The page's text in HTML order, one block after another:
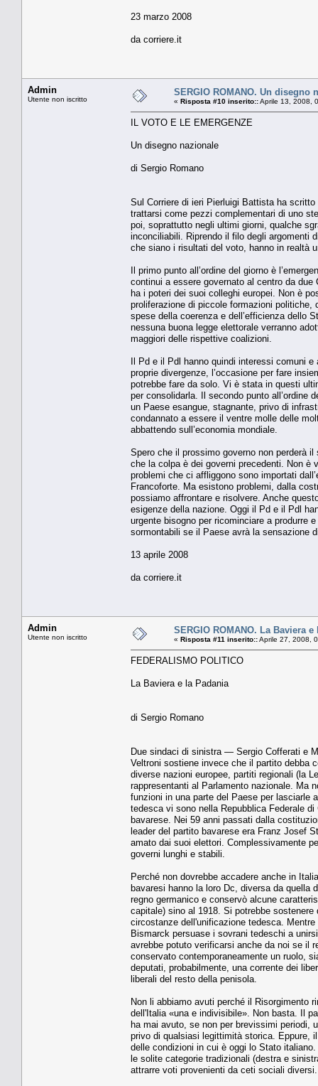
23 marzo 2008
da corriere.it
Admin
Utente non iscritto
SERGIO ROMANO. Un disegno
« Risposta #10 inserito::Aprile 13, 2008,
IL VOTO E LE EMERGENZE
Un disegno nazionale
di Sergio Romano
Sul Corriere di ieri Pierluigi Battista ha
trattarsi come pezzi complementari di uno
poi, soprattutto negli ultimi giorni, qualche
inconciliabili. Riprendo il filo degli argomenti
che siano i risultati del voto, hanno in realtà
Il primo punto all’ordine del giorno è
continui a essere governato al centro da
ha i poteri dei suoi colleghi europei. Non è
proliferazione di piccole formazioni
spese della coerenza e dell’efficienza dello
nessuna buona legge elettorale verranno
maggiori delle rispettive coalizioni.
Il Pd e il Pdl hanno quindi interessi comuni e
proprie divergenze, l’occasione per fare
potrebbe fare da solo. Vi è stata in questi
per consolidarla. Il secondo punto all’ordine
un Paese esangue, stagnante, privo di
condannato a essere il ventre molle delle
abbattendo sull’economia mondiale.
Spero che il prossimo governo non perderà
che la colpa è dei governi precedenti. Non
problemi che ci affliggono sono importati
Francoforte. Ma esistono problemi, dalla
possiamo affrontare e risolvere. Anche
esigenze della nazione. Oggi il Pd e il Pdl
urgente bisogno per ricominciare a produrre
sormontabili se il Paese avrà la sensazione
13 aprile 2008
da corriere.it
Admin
Utente non iscritto
SERGIO ROMANO. La Baviera e
« Risposta #11 inserito::Aprile 27, 2008,
FEDERALISMO POLITICO
La Baviera e la Padania
di Sergio Romano
Due sindaci di sinistra — Sergio Cofferati e
Veltroni sostiene invece che il partito debba
diverse nazioni europee, partiti regionali (la
rappresentanti al Parlamento nazionale. Ma
funzioni in una parte del Paese per lasciarle
tedesca vi sono nella Repubblica Federale
bavarese. Nei 59 anni passati dalla
leader del partito bavarese era Franz Josef
amato dai suoi elettori. Complessivamente
governi lunghi e stabili.
Perché non dovrebbe accadere anche in
bavaresi hanno la loro Dc, diversa da quella
regno germanico e conservò alcune
capitale) sino al 1918. Si potrebbe
circostanze dell'unificazione tedesca.
Bismarck persuase i sovrani tedeschi a
avrebbe potuto verificarsi anche da noi se il
conservato contemporaneamente un ruolo,
deputati, probabilmente, una corrente dei
liberali del resto della penisola.
Non li abbiamo avuti perché il Risorgimento
dell'Italia «una e indivisibile». Non basta. Il
ha mai avuto, se non per brevissimi periodi,
privo di qualsiasi legittimità storica. Eppure,
delle condizioni in cui è oggi lo Stato
le solite categorie tradizionali (destra e
attrarre voti provenienti da ceti sociali diversi.